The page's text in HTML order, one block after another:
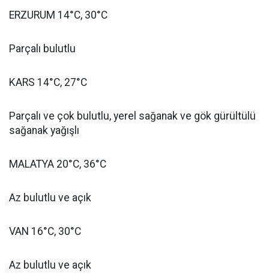
ERZURUM 14°C, 30°C
Parçalı bulutlu
KARS 14°C, 27°C
Parçalı ve çok bulutlu, yerel sağanak ve gök gürültülü
sağanak yağışlı
MALATYA 20°C, 36°C
Az bulutlu ve açık
VAN 16°C, 30°C
Az bulutlu ve açık